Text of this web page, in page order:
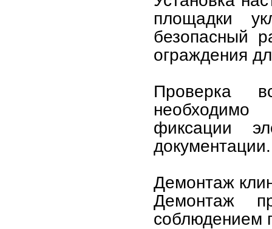
площадки
безопасный
ограждения
Проверка
необходимо
фиксации
документации.
Демонтаж
Демонтаж
соблюдением